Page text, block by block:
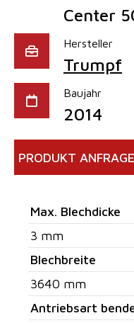
Center
Hersteller
Trumpf
Baujahr
2014
PRODUKT
Max. Blechdicke
3 mm
Blechbreite
3640 mm
Antriebsart